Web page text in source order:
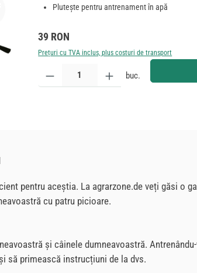
Plutește pentru antrenament în apă
Preț obișnuit:
39 RON
Prețuri cu TVA inclus, plus costuri de transport
Cantitate produs: Introduceți cantitatea dorită
buc.
pentru aceștia. La agrarzone.de veți găsi o
cu patru picioare.
și câinele dumneavoastră.
să primească instrucțiuni de la dvs.